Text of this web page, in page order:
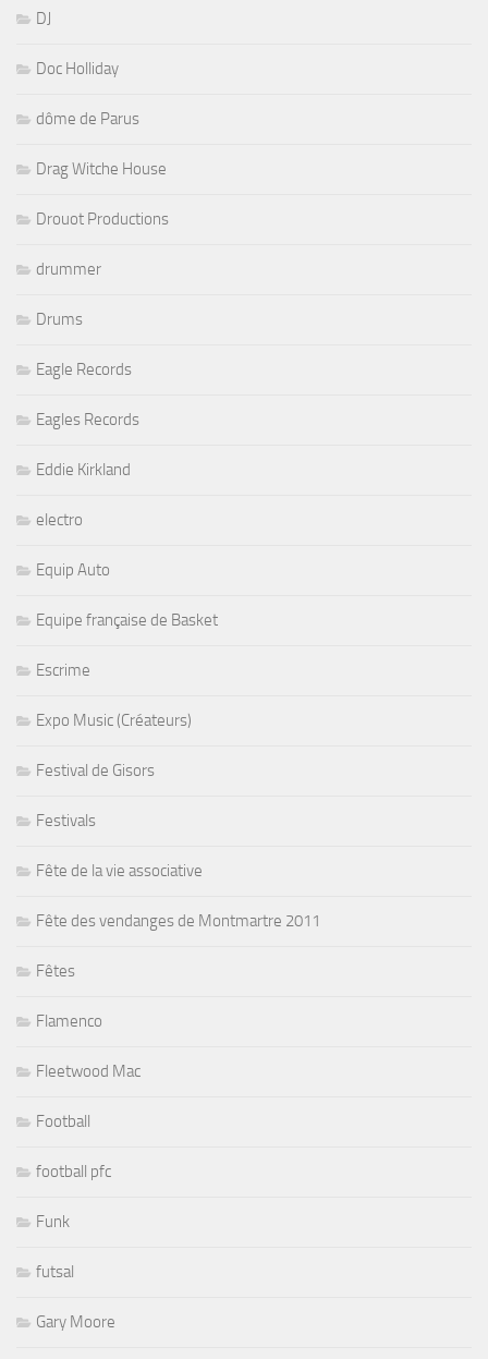
DJ
Doc Holliday
dôme de Parus
Drag Witche House
Drouot Productions
drummer
Drums
Eagle Records
Eagles Records
Eddie Kirkland
electro
Equip Auto
Equipe française de Basket
Escrime
Expo Music (Créateurs)
Festival de Gisors
Festivals
Fête de la vie associative
Fête des vendanges de Montmartre 2011
Fêtes
Flamenco
Fleetwood Mac
Football
football pfc
Funk
futsal
Gary Moore